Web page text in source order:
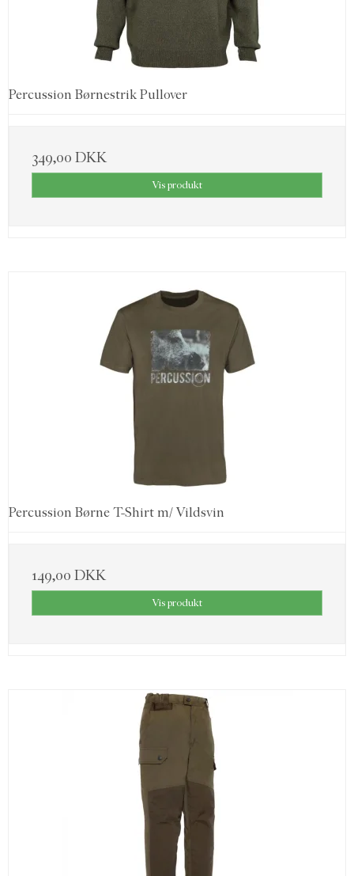
Percussion Børnestrik Pullover
349,00 DKK
Vis produkt
Percussion Børne T-Shirt m/ Vildsvin
149,00 DKK
Vis produkt